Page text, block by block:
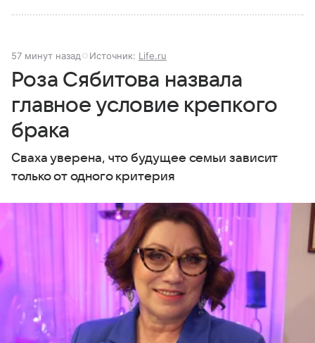
57 минут назад Источник: Life.ru
Роза Сябитова назвала
главное условие крепкого
брака
Сваха уверена, что будущее семьи зависит
только от одного критерия